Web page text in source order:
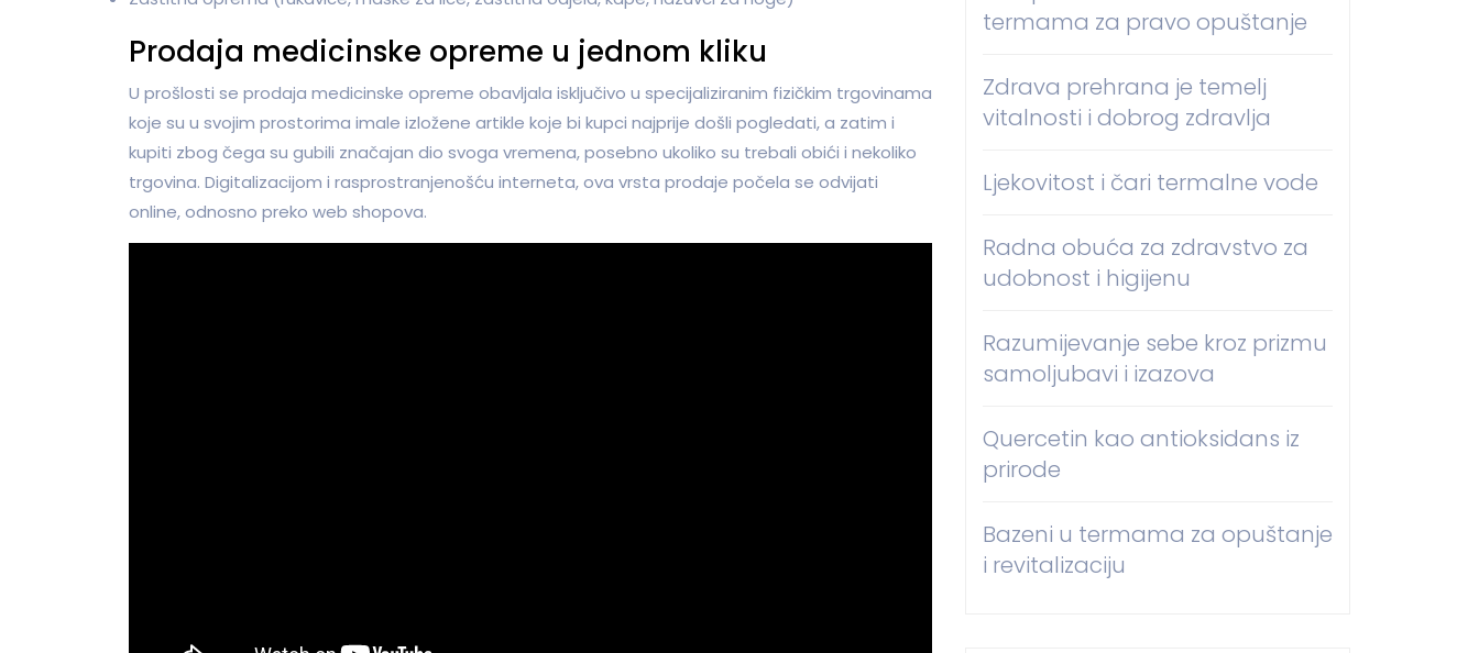
Prodaja medicinske opreme u jednom kliku
U prošlosti se prodaja medicinske opreme obavljala isključivo u specijaliziranim fizičkim trgovinama
koje su u svojim prostorima imale izložene artikle koje bi kupci najprije došli pogledati, a zatim i
kupiti zbog čega su gubili značajan dio svoga vremena, posebno ukoliko su trebali obići i nekoliko
trgovina. Digitalizacijom i rasprostranjenošću interneta, ova vrsta prodaje počela se odvijati
online, odnosno preko web shopova.
termama za pravo opuštanje
Zdrava prehrana je temelj
vitalnosti i dobrog zdravlja
Ljekovitost i čari termalne vode
Radna obuća za zdravstvo za
udobnost i higijenu
Razumijevanje sebe kroz prizmu
samoljubavi i izazova
Quercetin kao antioksidans iz
prirode
Bazeni u termama za opuštanje
i revitalizaciju